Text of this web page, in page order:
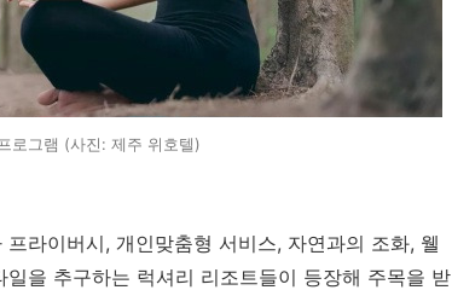
로그램 (사진: 제주 위호텔)
라이버시, 개인맞춤형 서비스, 자연과의 조화, 웰
을 추구하는 럭셔리 리조트들이 등장해 주목을 받